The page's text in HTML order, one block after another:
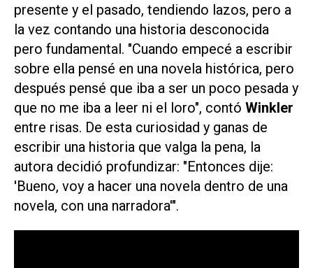
presente y el pasado, tendiendo lazos, pero a
la vez contando una historia desconocida
pero fundamental. "Cuando empecé a escribir
sobre ella pensé en una novela histórica, pero
después pensé que iba a ser un poco pesada y
que no me iba a leer ni el loro", contó Winkler
entre risas. De esta curiosidad y ganas de
escribir una historia que valga la pena, la
autora decidió profundizar: "Entonces dije:
'Bueno, voy a hacer una novela dentro de una
novela, con una narradora'".